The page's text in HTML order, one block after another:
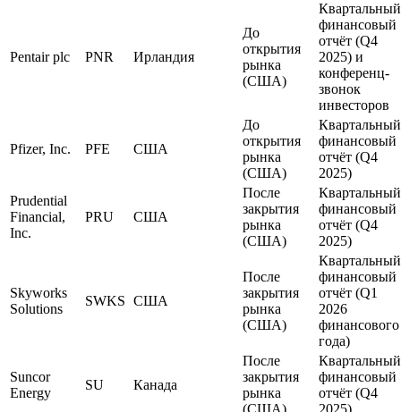
Pentair plc PNR Ирландия
До
открытия
рынка
(США)
Квартальный
финансовый
отчёт (Q4
2025) и
конференц-
звонок
инвесторов
Pfizer, Inc. PFE США
До
открытия
рынка
(США)
Квартальный
финансовый
отчёт (Q4
2025)
Prudential
Financial,
Inc.
PRU США
После
закрытия
рынка
(США)
Квартальный
финансовый
отчёт (Q4
2025)
Skyworks
Solutions
SWKS США
После
закрытия
рынка
(США)
Квартальный
финансовый
отчёт (Q1
2026
финансового
года)
Suncor
Energy
SU Канада
После
закрытия
рынка
Квартальный
финансовый
отчёт (Q4